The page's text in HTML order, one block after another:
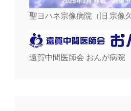
聖ヨハネ宗像病院（旧 宗像
遠賀中間医師会 おんが病院